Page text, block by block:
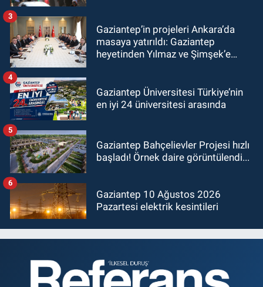
Gaziantep’in projeleri Ankara’da
masaya yatırıldı: Gaziantep
heyetinden Yılmaz ve Şimşek’e
3
Gaziantep Üniversitesi Türkiye’nin
en iyi 24 üniversitesi arasında
4
Gaziantep Bahçelievler Projesi hızlı
başladı! Örnek daire görüntülendi...
5
Gaziantep 10 Ağustos 2026
Pazartesi elektrik kesintileri
6